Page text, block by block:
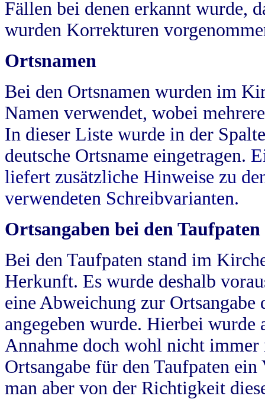
Fällen bei denen erkannt wurde,
wurden Korrekturen
Ortsnamen
Bei den Ortsnamen wurden im
Namen verwendet, wobei
In dieser Liste wurde in der
deutsche Ortsname eingetragen.
liefert zusätzliche Hinweise zu
verwendeten Schreibvarianten.
Ortsangaben bei den Taufpaten
Bei den Taufpaten stand im
Herkunft. Es wurde deshalb
eine Abweichung zur
angegeben wurde. Hierbei wurde
Annahme doch wohl nicht
Ortsangabe für den Taufpaten
man aber von der Richtigkeit